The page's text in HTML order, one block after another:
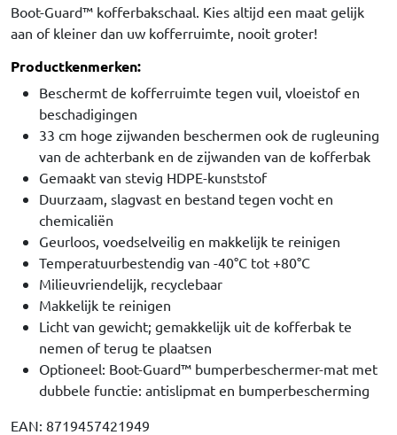
Boot-Guard™ kofferbakschaal. Kies altijd een maat gelijk
aan of kleiner dan uw kofferruimte, nooit groter!
Productkenmerken:
Beschermt de kofferruimte tegen vuil, vloeistof en
beschadigingen
33 cm hoge zijwanden beschermen ook de rugleuning
van de achterbank en de zijwanden van de kofferbak
Gemaakt van stevig HDPE-kunststof
Duurzaam, slagvast en bestand tegen vocht en
chemicaliën
Geurloos, voedselveilig en makkelijk te reinigen
Temperatuurbestendig van -40°C tot +80°C
Milieuvriendelijk, recyclebaar
Makkelijk te reinigen
Licht van gewicht; gemakkelijk uit de kofferbak te
nemen of terug te plaatsen
Optioneel: Boot-Guard™ bumperbeschermer-mat met
dubbele functie: antislipmat en bumperbescherming
EAN: 8719457421949